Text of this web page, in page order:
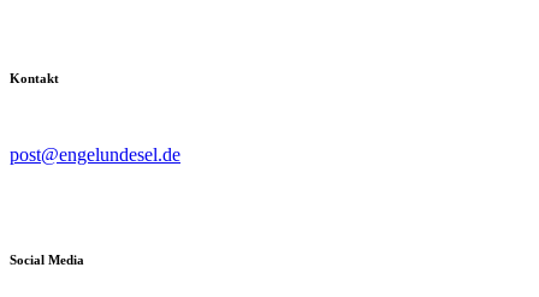
Kontakt
post@engelundesel.de
Social Media